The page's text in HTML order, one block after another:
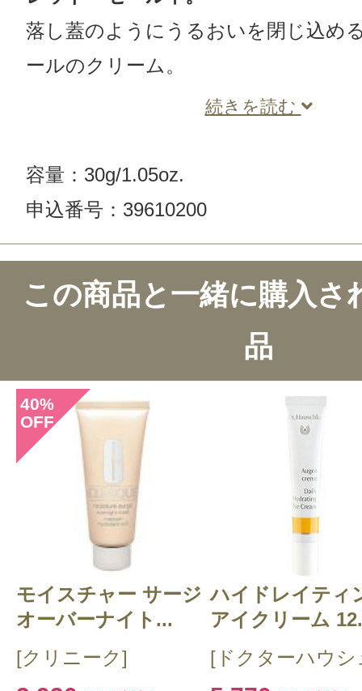
落し蓋のようにうるおいを閉じ込め
ールのクリーム。
続きを読む
容量：30g/1.05oz.
申込番号：39610200
このコスメのレビューを書いて
クチコミを投稿する
CT 会員様は、マイページの「購
らクチコミ投稿すると1 商品に
ントプレゼント！
この商品と一緒に購入さ
品
40%
OFF
モイスチャー サージ
オーバーナイト...
[クリニーク]
ハイドレイティ
アイクリーム
[ドクターハウシ